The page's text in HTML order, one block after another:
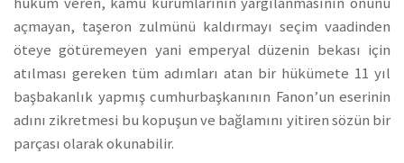
açmayan, taşeron zulmünü kaldırmayı seçim vaadinden
öteye götüremeyen yani emperyal düzenin bekası için
atılması gereken tüm adımları atan bir hükümete 11 yıl
başbakanlık yapmış cumhurbaşkanının Fanon’un eserinin
adını zikretmesi bu kopuşun ve bağlamını yitiren sözün bir
parçası olarak okunabilir.